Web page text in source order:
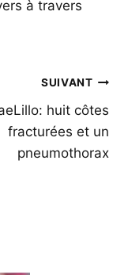
à travers
SUIVANT
huit côtes
fracturées et un
pneumothorax